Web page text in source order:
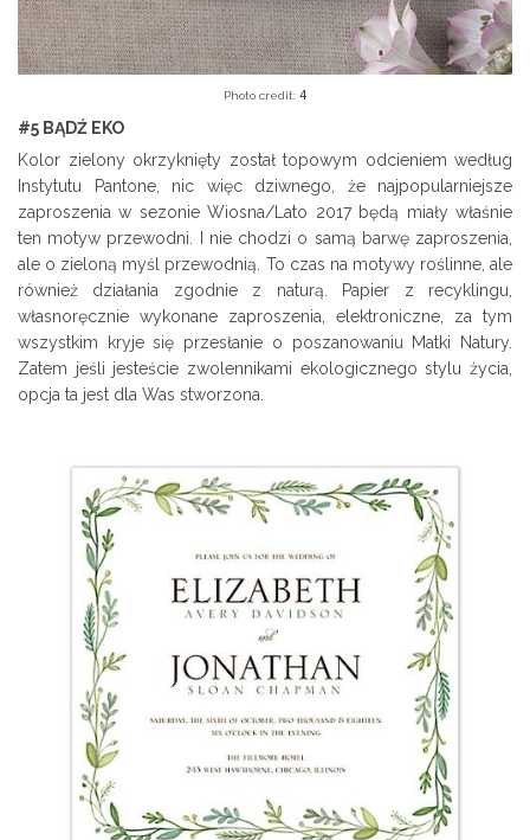
Photo credit: 4
#5 BĄDŹ EKO
Kolor zielony okrzyknięty został topowym odcieniem według
Instytutu Pantone, nic więc dziwnego, że najpopularniejsze
zaproszenia w sezonie Wiosna/Lato 2017 będą miały właśnie
ten motyw przewodni. I nie chodzi o samą barwę zaproszenia,
ale o zieloną myśl przewodnią. To czas na motywy roślinne, ale
również działania zgodnie z naturą. Papier z recyklingu,
własnoręcznie wykonane zaproszenia, elektroniczne, za tym
wszystkim kryje się przesłanie o poszanowaniu Matki Natury.
Zatem jeśli jesteście zwolennikami ekologicznego stylu życia,
opcja ta jest dla Was stworzona.